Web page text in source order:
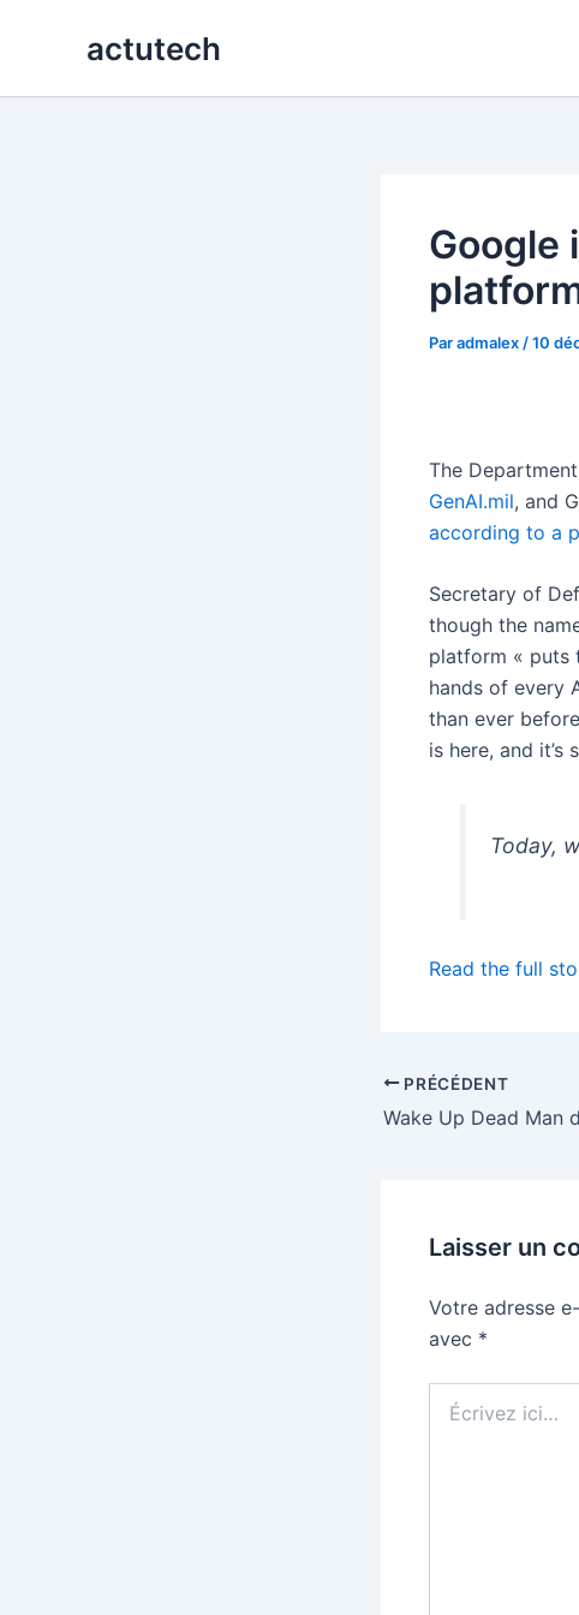
actutech
Google
Paradmalex /10
The
GenAI.mil, and
according to a
Secretary of
though the
platform « puts
hands of every
than ever
is here, and it’s
Today,
Read the full
PRÉCÉDENT
Laisser un
Votre adresse
avec *
ici…